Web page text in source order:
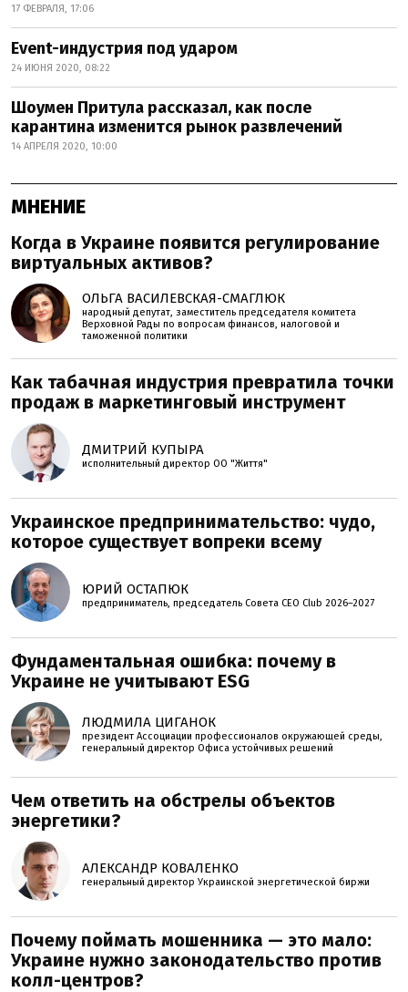
17 ФЕВРАЛЯ, 17:06
Event-индустрия под ударом
24 ИЮНЯ 2020, 08:22
Шоумен Притула рассказал, как после
карантина изменится рынок развлечений
14 АПРЕЛЯ 2020, 10:00
МНЕНИЕ
Когда в Украине появится регулирование
виртуальных активов?
ОЛЬГА ВАСИЛЕВСКАЯ-СМАГЛЮК
народный депутат, заместитель председателя комитета
Верховной Рады по вопросам финансов, налоговой и
таможенной политики
Как табачная индустрия превратила точки
продаж в маркетинговый инструмент
ДМИТРИЙ КУПЫРА
исполнительный директор ОО "Життя"
Украинское предпринимательство: чудо,
которое существует вопреки всему
ЮРИЙ ОСТАПЮК
предприниматель, председатель Совета CEO Club 2026–2027
Фундаментальная ошибка: почему в
Украине не учитывают ESG
ЛЮДМИЛА ЦИГАНОК
президент Ассоциации профессионалов окружающей среды,
генеральный директор Офиса устойчивых решений
Чем ответить на обстрелы объектов
энергетики?
АЛЕКСАНДР КОВАЛЕНКО
генеральный директор Украинской энергетической биржи
Почему поймать мошенника — это мало:
Украине нужно законодательство против
колл-центров?